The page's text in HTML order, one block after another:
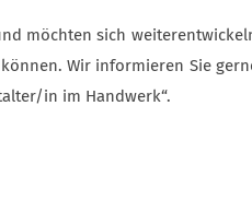
möchten sich
Wir informieren Sie
in im Handwerk“.